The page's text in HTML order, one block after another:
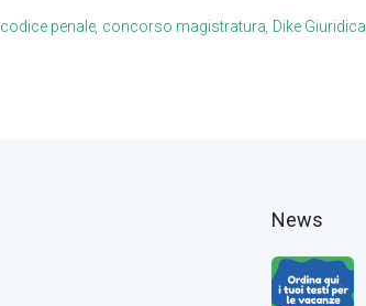
codice penale concorso magistratura Dike Giuridica
News